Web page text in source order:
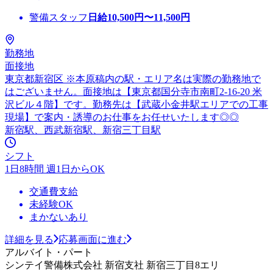
警備スタッフ 日給10,500円〜11,500円
勤務地
面接地
東京都新宿区 ※本原稿内の駅・エリア名は実際の勤務地で
はございません。面接地は【東京都国分寺市南町2-16-20 米
沢ビル４階】です。勤務先は【武蔵小金井駅エリアでの工事
現場】で案内・誘導のお仕事をお任せいたします◎◎
新宿駅、西武新宿駅、新宿三丁目駅
シフト
1日8時間 週1日からOK
交通費支給
未経験OK
まかないあり
詳細を見る
応募画面に進む
アルバイト・パート
シンテイ警備株式会社 新宿支社 新宿三丁目8エリ